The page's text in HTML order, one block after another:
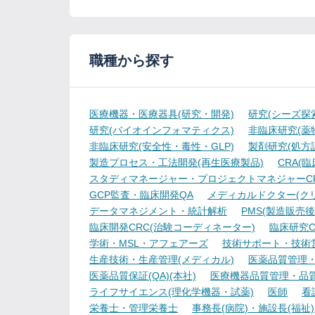
職種から探す
医療機器・医療器具(研究・開発)
研究(シーズ探
研究(バイオインフォマティクス)
非臨床研究(薬
非臨床研究(安全性・毒性・GLP)
製剤研究(処方
製造プロセス・工法開発(再生医療製品)
CRA(臨
スタディマネージャー・プロジェクトマネジャー
GCP監査・臨床開発QA
メディカルドクター(ク
データマネジメント・統計解析
PMS(製造販売
臨床開発CRC(治験コーディネーター)
臨床研究
学術・MSL・アフェアーズ
技術サポート・技術
生産技術・生産管理(メディカル)
医薬品質管理
医薬品質保証(QA)(本社)
医療機器品質管理・品
ライフサイエンス(理化学機器・試薬)
医師
看
栄養士・管理栄養士
事務長(病院)・施設長(福祉)